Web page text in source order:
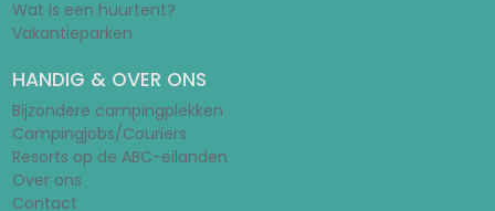
Wat is een huurtent?
Vakantieparken
HANDIG & OVER ONS
Bijzondere campingplekken
Campingjobs/Couriers
Resorts op de ABC-eilanden
Over ons
Contact